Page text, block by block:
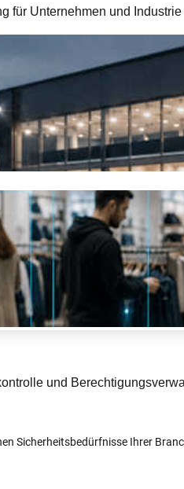
Sicherheitsbedürfnisse Ihrer